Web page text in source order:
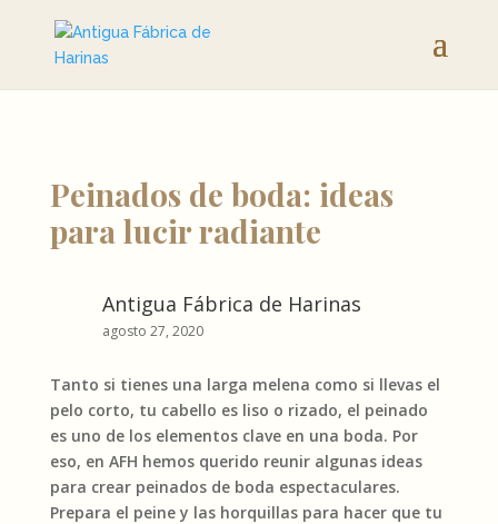
Peinados de boda: ideas
para lucir radiante
Antigua Fábrica de Harinas
agosto 27, 2020
Tanto si tienes una larga melena como si llevas el
pelo corto, tu cabello es liso o rizado, el peinado
es uno de los elementos clave en una boda. Por
eso, en AFH hemos querido reunir algunas ideas
para crear peinados de boda espectaculares.
Prepara el peine y las horquillas para hacer que tu